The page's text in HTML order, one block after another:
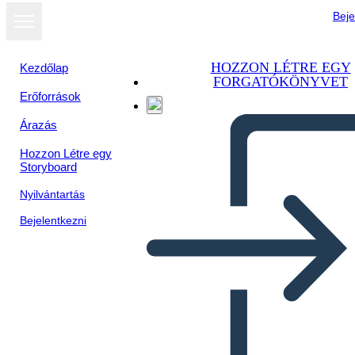
Kezdőlap
Erőforrások
Árazás
Hozzon Létre egy
Storyboard
Nyilvántartás
Bejelentkezni
HOZZON LÉTRE EGY
FORGATÓKÖNYVET
Megtekintés
diavetítésként